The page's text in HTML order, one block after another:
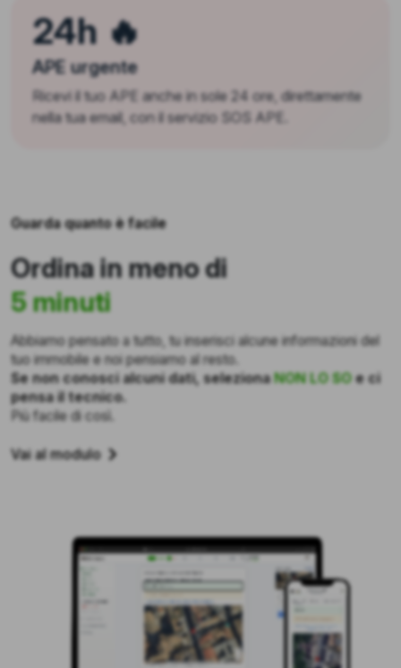
24h 🔥
APE urgente
Ricevi il tuo APE anche in sole 24 ore, direttamente
nella tua email, con il servizio SOS APE.
Guarda quanto è facile
Ordina in meno di
5 minuti
Abbiamo pensato a tutto, tu inserisci alcune informazioni del
tuo immobile e noi pensiamo al resto.
Se non conosci alcuni dati, selezionaNON LO SOe ci
pensa il tecnico.
Più facile di così.
Vai al modulo